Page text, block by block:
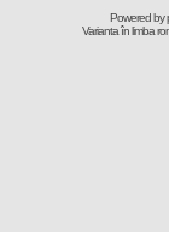
Powered by
Varianta în limba